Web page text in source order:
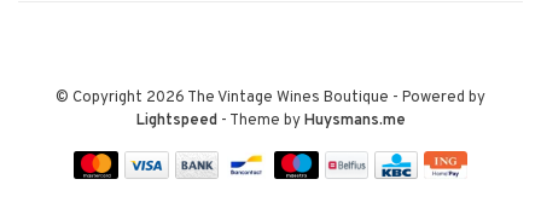
© Copyright 2026 The Vintage Wines Boutique - Powered by
Lightspeed- Theme byHuysmans.me